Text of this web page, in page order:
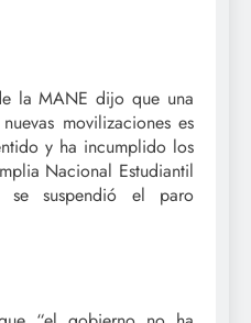
la MANE dijo que una
movilizaciones es
y ha incumplido los
Nacional Estudiantil
suspendió el paro